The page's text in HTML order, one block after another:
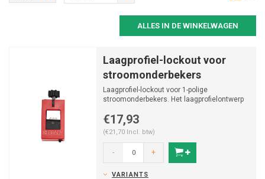
ALLES IN DE WINKELWAGEN
Laagprofiel-lockout voor
stroomonderbekers
Laagprofiel-lockout voor 1-polige
stroomonderbekers. Het laagprofielontwerp
€17,93
(€21,70 Incl. btw)
- +
VARIANTS